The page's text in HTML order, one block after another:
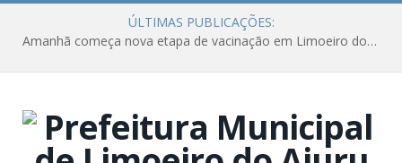
ÚLTIMAS PUBLICAÇÕES:
Amanhã começa nova etapa de vacinação em Limoeiro do Ajuru para idosos com 65 ou mais